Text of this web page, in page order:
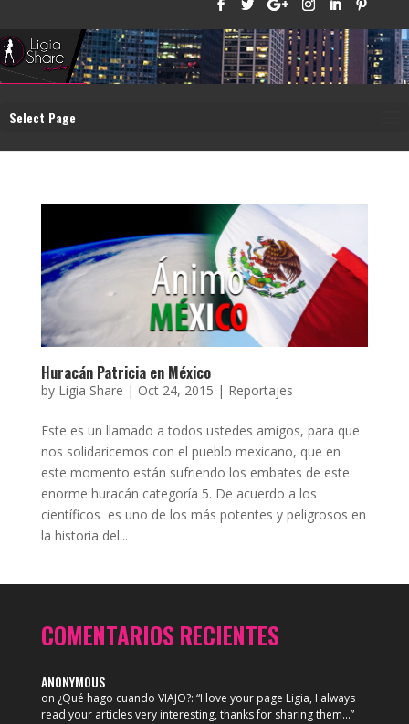
Select Page
Huracán Patricia en México
by Ligia Share | Oct 24, 2015 | Reportajes
Este es un llamado a todos ustedes amigos, para que
nos solidaricemos con el pueblo mexicano, que en
este momento están sufriendo los embates de este
enorme huracán categoría 5. De acuerdo a los
científicos es uno de los más potentes y peligrosos en
la historia del...
COMENTARIOS RECIENTES
ANONYMOUS
on ¿Qué hago cuando VIAJO?: “I love your page Ligia, I always
read your articles very interesting, thanks for sharing them…”